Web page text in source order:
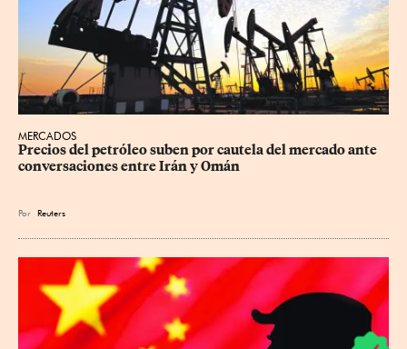
MERCADOS
Precios ⁠del petróleo suben por cautela del mercado ante
conversaciones entre Irán y Omán
Por Reuters